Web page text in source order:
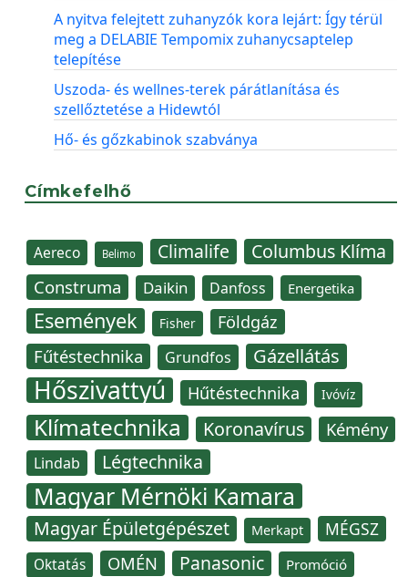
A nyitva felejtett zuhanyzók kora lejárt: Így térül
meg a DELABIE Tempomix zuhanycsaptelep
telepítése
Uszoda- és wellnes-terek párátlanítása és
szellőztetése a Hidewtól
Hő- és gőzkabinok szabványa
Címkefelhő
Aereco Belimo Climalife Columbus Klíma
Construma Daikin Danfoss Energetika
Események Fisher Földgáz
Fűtéstechnika Grundfos Gázellátás
Hőszivattyú Hűtéstechnika Ivóvíz
Klímatechnika Koronavírus Kémény
Lindab Légtechnika
Magyar Mérnöki Kamara
Magyar Épületgépészet Merkapt MÉGSZ
Oktatás OMÉN Panasonic Promóció